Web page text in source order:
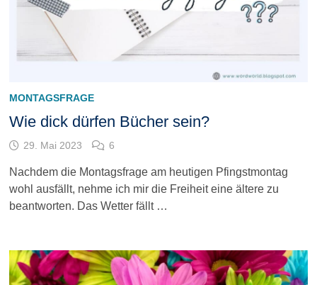
MONTAGSFRAGE
Wie dick dürfen Bücher sein?
29. Mai 2023 6
Nachdem die Montagsfrage am heutigen Pfingstmontag
wohl ausfällt, nehme ich mir die Freiheit eine ältere zu
beantworten. Das Wetter fällt …